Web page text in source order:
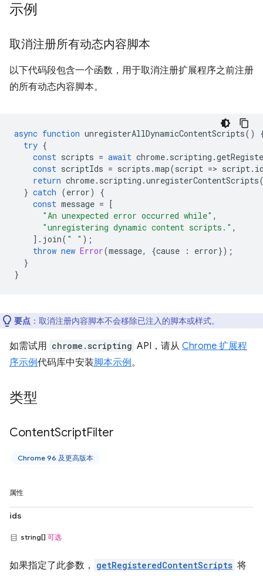
示例
取消注册所有动态内容脚本
以下代码段包含一个函数，用于取消注册扩展程序之前注册
的所有动态内容脚本。
async function unregisterAllDynamicContentScripts()
try {
const scripts = await chrome. scripting .
const scriptIds = scripts .map(script => script.
return chrome. scripting .unregisterContentScripts
} catch (error)
{
const message = [
"An unexpected error occurred while" ,
"unregistering dynamic content scripts." ,
]. join( " " );
throw new Error(message, {cause : error});
}
}
要点 ：取消注册内容脚本不会移除已注入的脚本或样式。
如需试用 chrome.scripting API，请从 Chrome 扩展程
序示例代码库中安装脚本示例。
类型
ContentScriptFilter
Chrome 96 及更高版本
属性
ids
string[] 可选
如果指定了此参数， getRegisteredContentScripts 将